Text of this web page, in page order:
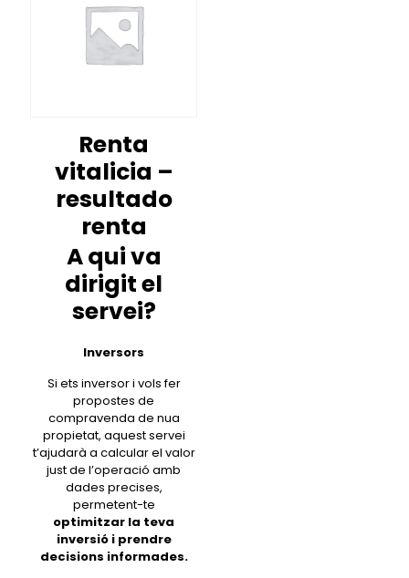
Renta
vitalicia –
resultado
renta
A qui va
dirigit el
servei?
Inversors
Si ets inversor i vols fer
propostes de
compravenda de nua
propietat, aquest servei
t’ajudarà a calcular el valor
just de l’operació amb
dades precises,
permetent-te
optimitzar la teva
inversió i prendre
decisions informades.